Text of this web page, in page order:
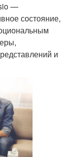
—
состояние,
и